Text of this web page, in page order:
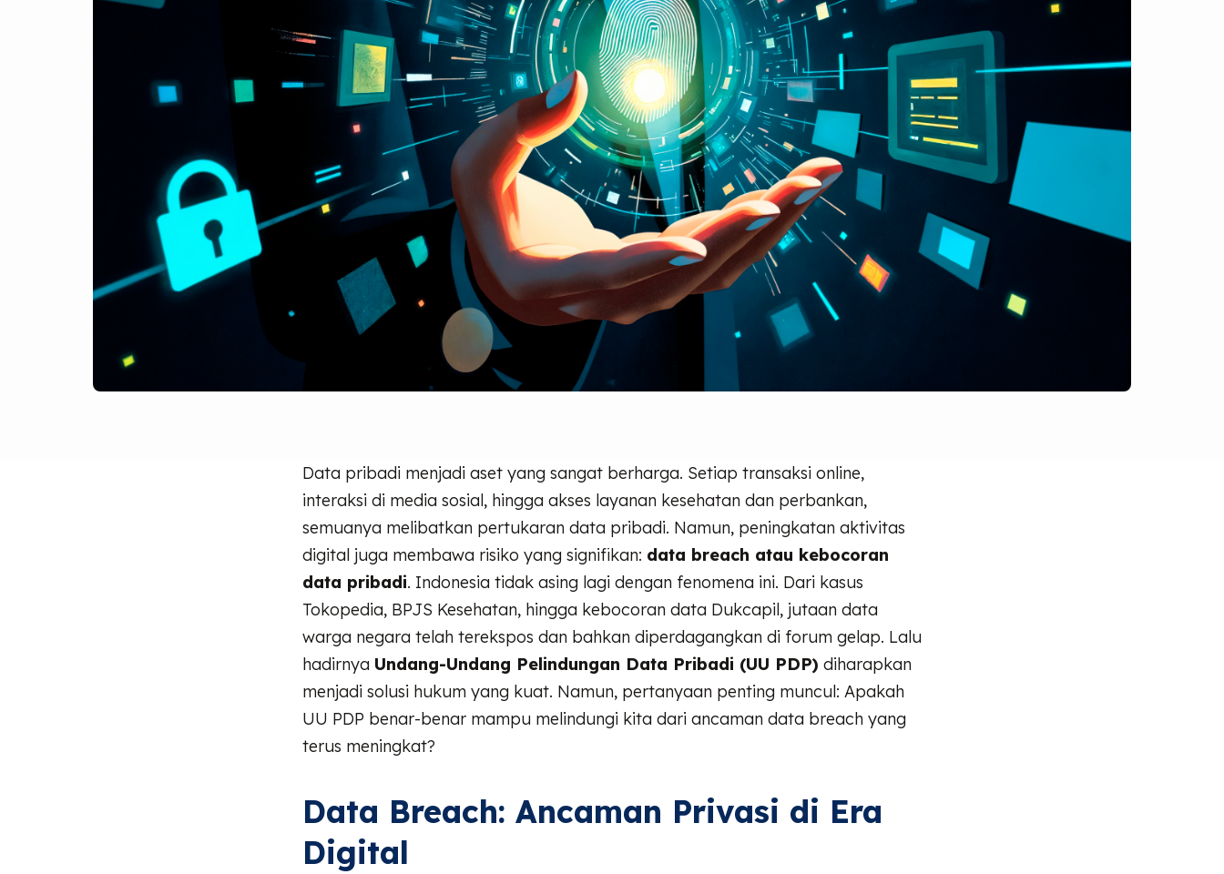
Data pribadi menjadi aset yang sangat berharga. Setiap transaksi online,
interaksi di media sosial, hingga akses layanan kesehatan dan perbankan,
semuanya melibatkan pertukaran data pribadi. Namun, peningkatan aktivitas
digital juga membawa risiko yang signifikan: data breach atau kebocoran
data pribadi. Indonesia tidak asing lagi dengan fenomena ini. Dari kasus
Tokopedia, BPJS Kesehatan, hingga kebocoran data Dukcapil, jutaan data
warga negara telah terekspos dan bahkan diperdagangkan di forum gelap. Lalu
hadirnya Undang-Undang Pelindungan Data Pribadi (UU PDP) diharapkan
menjadi solusi hukum yang kuat. Namun, pertanyaan penting muncul: Apakah
UU PDP benar-benar mampu melindungi kita dari ancaman data breach yang
terus meningkat?
Data Breach: Ancaman Privasi di Era
Digital